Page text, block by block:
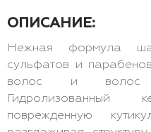
ОПИСАНИЕ:
Нежная формула
сульфатов и
волос и волос
Гидролизованный
поврежденную